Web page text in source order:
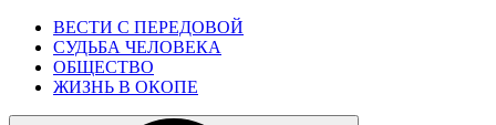
Skip
content
Primary
Menu
ВЕСТИ С ПЕРЕДОВОЙ
СУДЬБА ЧЕЛОВЕКА
ОБЩЕСТВО
ЖИЗНЬ В ОКОПЕ